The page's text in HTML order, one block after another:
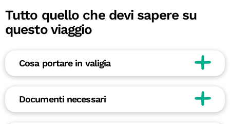
Tutto quello che devi sapere su
questo viaggio
Cosa portare in valigia
Documenti necessari